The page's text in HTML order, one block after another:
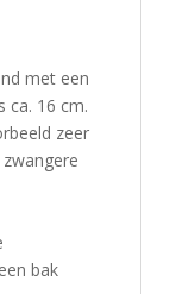
met een
ca. 16 cm.
zeer
bak